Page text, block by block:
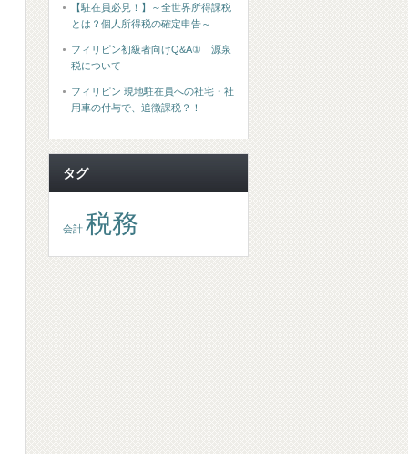
【駐在員必見！】～全世界所得課税
とは？個人所得税の確定申告～
フィリピン初級者向けQ&A① 源泉
税について
フィリピン 現地駐在員への社宅・社
用車の付与で、追徴課税？！
タグ
会計 税務